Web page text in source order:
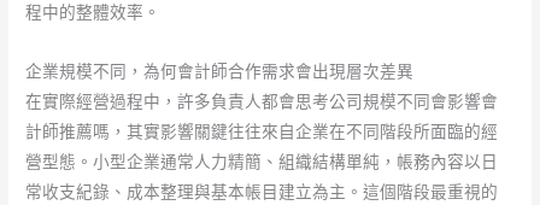
程中的整體效率。
企業規模不同，為何會計師合作需求會出現層次差異
在實際經營過程中，許多負責人都會思考公司規模不同會影響會
計師推薦嗎，其實影響關鍵往往來自企業在不同階段所面臨的經
營型態。小型企業通常人力精簡、組織結構單純，帳務內容以日
常收支紀錄、成本整理與基本帳目建立為主。這個階段最重視的